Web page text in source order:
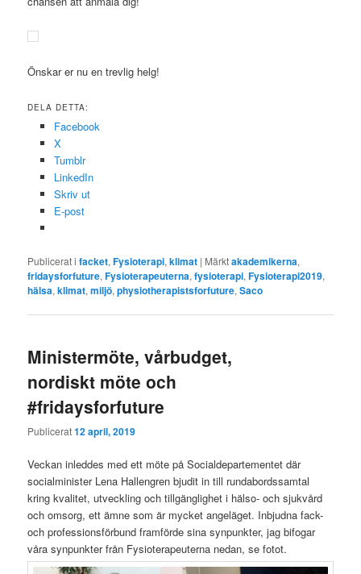
Önskar er nu en trevlig helg!
DELA DETTA:
Facebook
X
Tumblr
LinkedIn
Skriv ut
E-post
Publicerat i facket,Fysioterapi,klimat | Märktakademikerna,
fridaysforfuture,Fysioterapeuterna,fysioterapi,Fysioterapi2019,
hälsa,klimat,miljö,physiotherapistsforfuture,Saco
Ministermöte, vårbudget,
nordiskt möte och
#fridaysforfuture
Publicerat12 april, 2019
Veckan inleddes med ett möte på Socialdepartementet där
socialminister Lena Hallengren bjudit in till rundabordssamtal
kring kvalitet, utveckling och tillgänglighet i hälso- och sjukvård
och omsorg, ett ämne som är mycket angeläget. Inbjudna fack-
och professionsförbund framförde sina synpunkter, jag bifogar
våra synpunkter från Fysioterapeuterna nedan, se fotot.